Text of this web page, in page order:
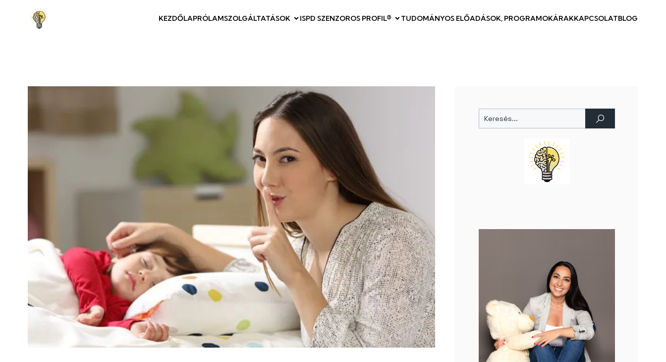
KEZDŐLAPRÓLAMSZOLGÁLTATÁSOK ISPD SZENZOROS PROFIL® TUDOMÁNYOS ELŐADÁSOK, PROGRAMOKÁRAKKAPCSOLATBLOG